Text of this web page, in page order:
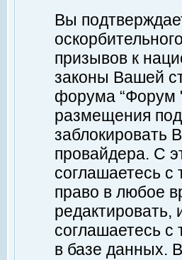
Вы
призывов к
законы Вашей
форума “Форум
размещения
заблокировать
провайдера. С
соглашаетесь с
право в любое
соглашаетесь
в базе данных.